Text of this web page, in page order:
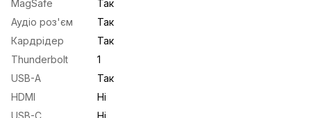
MagSafe
Так
Аудіо роз'єм
Так
Кардрідер
Так
Thunderbolt
1
USB-A
Так
HDMI
Ні
USB-С
Ні